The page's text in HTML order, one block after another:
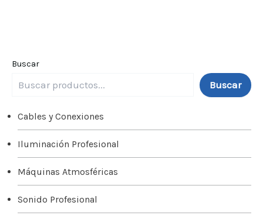
Buscar
Buscar
Cables y Conexiones
Iluminación Profesional
Máquinas Atmosféricas
Sonido Profesional